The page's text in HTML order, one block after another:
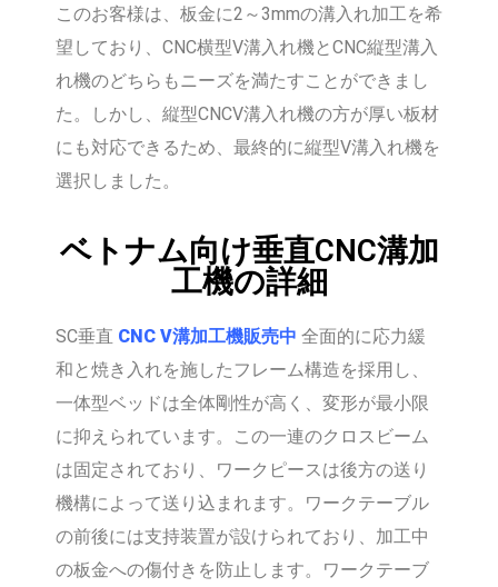
このお客様は、板金に2～3mmの溝入れ加工を希
望しており、CNC横型V溝入れ機とCNC縦型溝入
れ機のどちらもニーズを満たすことができまし
た。しかし、縦型CNCV溝入れ機の方が厚い板材
にも対応できるため、最終的に縦型V溝入れ機を
選択しました。
ベトナム向け垂直CNC溝加
工機の詳細
SC垂直 CNC V溝加工機販売中 全面的に応力緩
和と焼き入れを施したフレーム構造を採用し、
一体型ベッドは全体剛性が高く、変形が最小限
に抑えられています。この一連のクロスビーム
は固定されており、ワークピースは後方の送り
機構によって送り込まれます。ワークテーブル
の前後には支持装置が設けられており、加工中
の板金への傷付きを防止します。ワークテーブ